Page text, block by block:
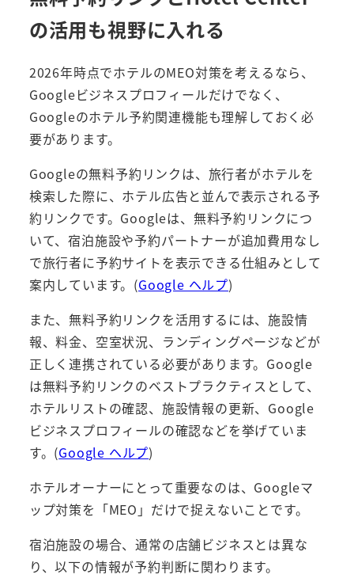
の活用も視野に入れる
2026年時点でホテルのMEO対策を考えるなら、
Googleビジネスプロフィールだけでなく、
Googleのホテル予約関連機能も理解しておく必
要があります。
Googleの無料予約リンクは、旅行者がホテルを
検索した際に、ホテル広告と並んで表示される予
約リンクです。Googleは、無料予約リンクにつ
いて、宿泊施設や予約パートナーが追加費用なし
で旅行者に予約サイトを表示できる仕組みとして
案内しています。(Google ヘルプ)
また、無料予約リンクを活用するには、施設情
報、料金、空室状況、ランディングページなどが
正しく連携されている必要があります。Google
は無料予約リンクのベストプラクティスとして、
ホテルリストの確認、施設情報の更新、Google
ビジネスプロフィールの確認などを挙げていま
す。(Google ヘルプ)
ホテルオーナーにとって重要なのは、Googleマ
ップ対策を「MEO」だけで捉えないことです。
宿泊施設の場合、通常の店舗ビジネスとは異な
り、以下の情報が予約判断に関わります。